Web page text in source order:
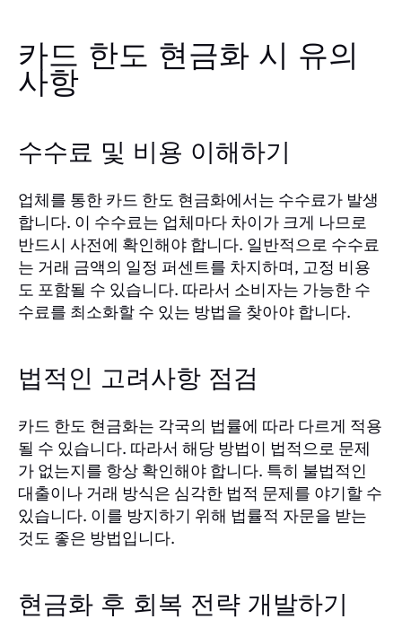
카드 한도 현금화 시 유의
사항
수수료 및 비용 이해하기
업체를 통한 카드 한도 현금화에서는 수수료가 발생
합니다. 이 수수료는 업체마다 차이가 크게 나므로
반드시 사전에 확인해야 합니다. 일반적으로 수수료
는 거래 금액의 일정 퍼센트를 차지하며, 고정 비용
도 포함될 수 있습니다. 따라서 소비자는 가능한 수
수료를 최소화할 수 있는 방법을 찾아야 합니다.
법적인 고려사항 점검
카드 한도 현금화는 각국의 법률에 따라 다르게 적용
될 수 있습니다. 따라서 해당 방법이 법적으로 문제
가 없는지를 항상 확인해야 합니다. 특히 불법적인
대출이나 거래 방식은 심각한 법적 문제를 야기할 수
있습니다. 이를 방지하기 위해 법률적 자문을 받는
것도 좋은 방법입니다.
현금화 후 회복 전략 개발하기